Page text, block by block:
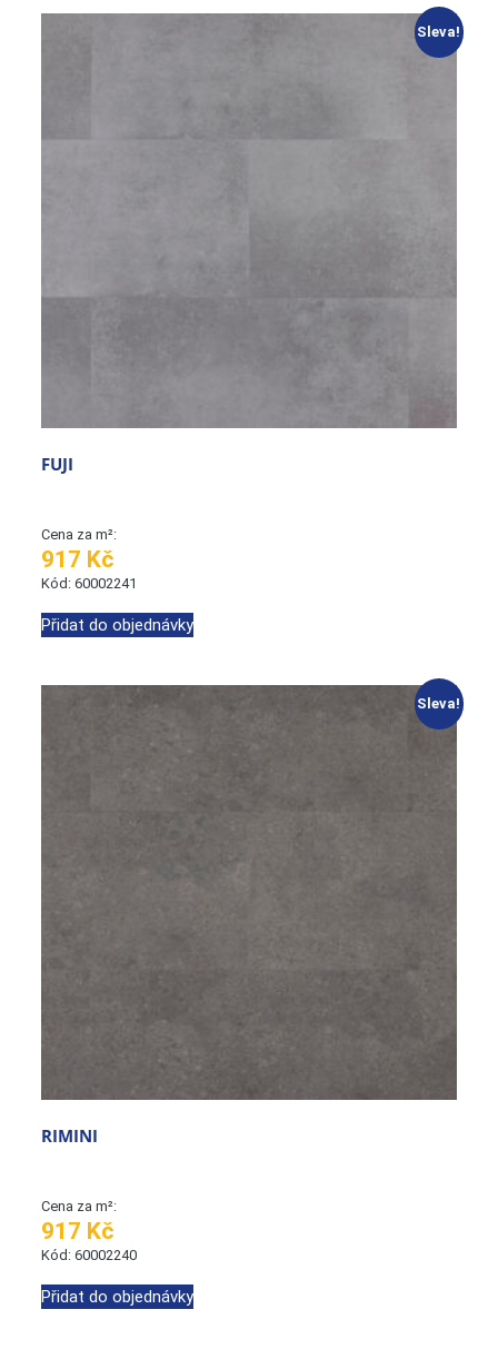
Sleva!
FUJI
Cena za m²:
917 Kč
Kód: 60002241
Přidat do objednávky
Sleva!
RIMINI
Cena za m²:
917 Kč
Kód: 60002240
Přidat do objednávky